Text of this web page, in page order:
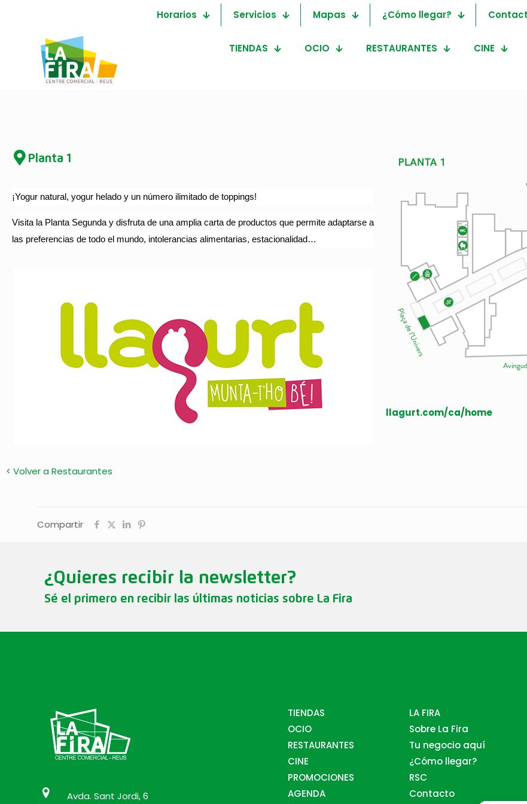
Horarios Servicios Mapas ¿Cómo llegar?
TIENDAS OCIO RESTAURANTES CINE
Planta 1
¡Yogur natural, yogur helado y un número ilimitado de toppings!
Visita la Planta Segunda y disfruta de una amplia carta de productos que permite adaptarse a
las preferencias de todo el mundo, intolerancias alimentarias, estacionalidad…
llagurt.com/ca/home
< Volver a Restaurantes
Compartir
¿Quieres recibir la newsletter?
Sé el primero en recibir las últimas noticias sobre La Fira
Avda. Sant Jordi, 6
TIENDAS
OCIO
RESTAURANTES
CINE
PROMOCIONES
AGENDA
LA FIRA
Sobre La Fira
Tu negocio aquí
¿Cómo llegar?
RSC
Contacto